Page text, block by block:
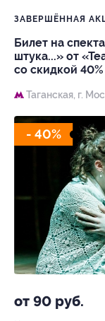
ЗАВЕРШЁННАЯ
Билет на
штука...» от
со скидкой 40%
Таганская, г.
- 40%
от 90 руб.